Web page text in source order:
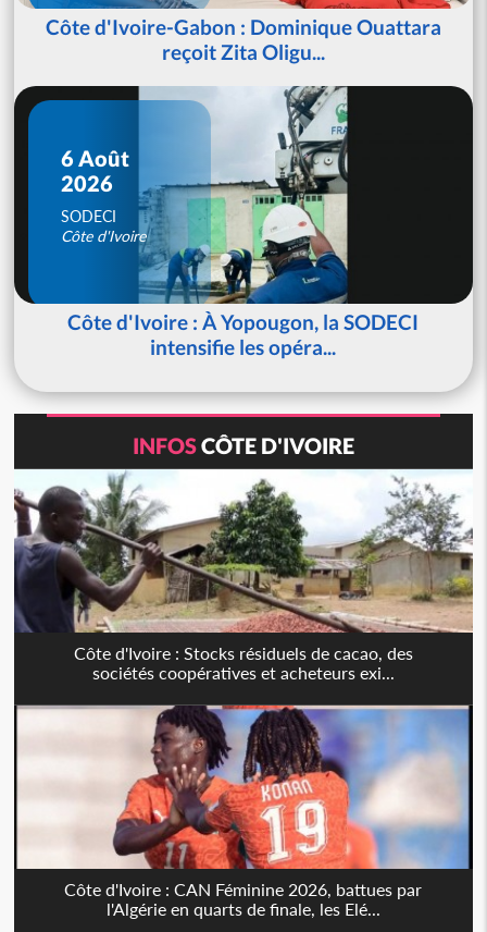
Côte d'Ivoire-Gabon : Dominique Ouattara
reçoit Zita Oligu...
6 Août
2026
SODECI
Côte d'Ivoire
Côte d'Ivoire : À Yopougon, la SODECI
intensifie les opéra...
INFOSCÔTE D'IVOIRE
Côte d'Ivoire : Stocks résiduels de cacao, des
sociétés coopératives et acheteurs exi...
Côte d'Ivoire : CAN Féminine 2026, battues par
l'Algérie en quarts de finale, les Elé...